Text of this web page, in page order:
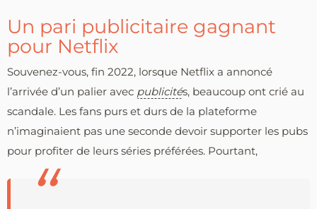
Un pari publicitaire gagnant
pour Netflix
Souvenez-vous, fin 2022, lorsque Netflix a annoncé
l’arrivée d’un palier avec publicités, beaucoup ont crié au
scandale. Les fans purs et durs de la plateforme
n’imaginaient pas une seconde devoir supporter les pubs
pour profiter de leurs séries préférées. Pourtant,